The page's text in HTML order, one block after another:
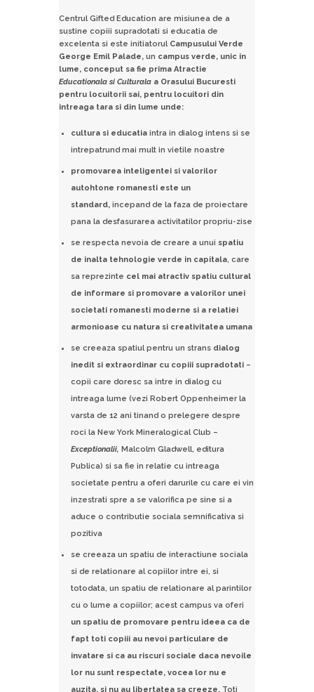
Centrul Gifted Education are misiunea de a
sustine copiii supradotati si educatia de
excelenta si este initiatorul Campusului Verde
George Emil Palade, un campus verde, unic in
lume, conceput sa fie prima Atractie
Educationala si Culturala a Orasului Bucuresti
pentru locuitorii sai, pentru locuitori din
intreaga tara si din lume unde:
cultura si educatia intra in dialog intens si se
intrepatrund mai mult in vietile noastre
promovarea inteligentei si valorilor
autohtone romanesti este un
standard, incepand de la faza de proiectare
pana la desfasurarea activitatilor propriu-zise
se respecta nevoia de creare a unui spatiu
de inalta tehnologie verde in capitala, care
sa reprezinte cel mai atractiv spatiu cultural
de informare si promovare a valorilor unei
societati romanesti moderne si a relatiei
armonioase cu natura si creativitatea umana
se creeaza spatiul pentru un strans dialog
inedit si extraordinar cu copiii supradotati –
copii care doresc sa intre in dialog cu
intreaga lume (vezi Robert Oppenheimer la
varsta de 12 ani tinand o prelegere despre
roci la New York Mineralogical Club –
Exceptionalii, Malcolm Gladwell, editura
Publica) si sa fie in relatie cu intreaga
societate pentru a oferi darurile cu care ei vin
inzestrati spre a se valorifica pe sine si a
aduce o contributie sociala semnificativa si
pozitiva
se creeaza un spatiu de interactiune sociala
si de relationare al copiilor intre ei, si
totodata, un spatiu de relationare al parintilor
cu o lume a copiilor; acest campus va oferi
un spatiu de promovare pentru ideea ca de
fapt toti copiii au nevoi particulare de
invatare si ca au riscuri sociale daca nevoile
lor nu sunt respectate, vocea lor nu e
auzita, si nu au libertatea sa creeze.Toti